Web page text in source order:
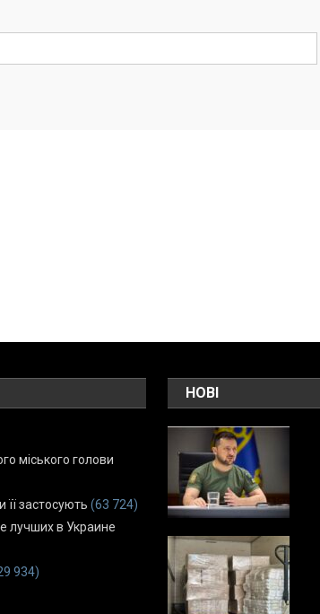
міського голови
її застосують (63 724)
лучших в Украине
934)
НОВІ